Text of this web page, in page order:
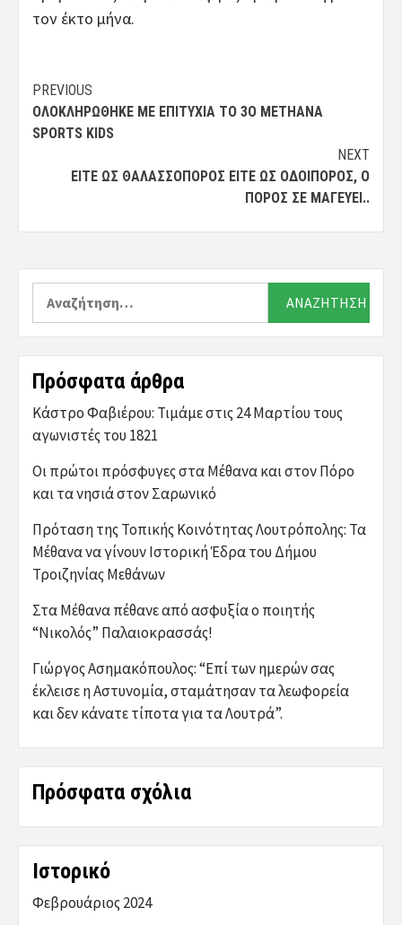
τον έκτο μήνα.
Post
navigation
PREVIOUS
ΟΛΟΚΛΗΡΏΘΗΚΕ ΜΕ ΕΠΙΤΥΧΊΑ ΤΟ 3Ο METHANA
SPORTS KIDS
NEXT
ΕΊΤΕ ΩΣ ΘΑΛΑΣΣΟΠΌΡΟΣ ΕΊΤΕ ΩΣ ΟΔΟΙΠΌΡΟΣ, Ο
ΠΌΡΟΣ ΣΕ ΜΑΓΕΎΕΙ..
Αναζήτηση
για:
Πρόσφατα άρθρα
Κάστρο Φαβιέρου: Τιμάμε στις 24 Μαρτίου τους
αγωνιστές του 1821
Οι πρώτοι πρόσφυγες στα Μέθανα και στον Πόρο
και τα νησιά στον Σαρωνικό
Πρόταση της Τοπικής Κοινότητας Λουτρόπολης: Τα
Μέθανα να γίνουν Ιστορική Έδρα του Δήμου
Τροιζηνίας Μεθάνων
Στα Μέθανα πέθανε από ασφυξία ο ποιητής
“Νικολός” Παλαιοκρασσάς!
Γιώργος Ασημακόπουλος: “Επί των ημερών σας
έκλεισε η Αστυνομία, σταμάτησαν τα λεωφορεία
και δεν κάνατε τίποτα για τα Λουτρά”.
Πρόσφατα σχόλια
Ιστορικό
Φεβρουάριος 2024